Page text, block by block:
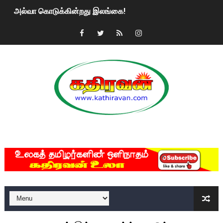
அல்வா கொடுக்கின்றது இலங்கை!
2ஆம் நாள் உக்ரைன் யுத்தம்!! எங்களைத் தனிமையில்
மகிந்த ராஜபக்சே பதவி விலக திட்டம்?
ரவுடி பேபிக்கு நடந்த தரமான சம்பவம்.. ஆபாச வீடியோக்களால்
குண்டை தூக்கிப்போட்ட ஆய்வு…. இந்தியாவின் “கோவிஷீல்டு”
யாழில் தமிழின தலைவர் பிரபாகரனின் பிறந்தநாளை
ஏர்போர்ட்டில் உதைத்த நபர் யார், என்ன நடந்தது?: உண்மையை
சீனா இலங்கையிடம் 8 மில்லியன் அமெரிக்க டொலர் நட்டஈடு